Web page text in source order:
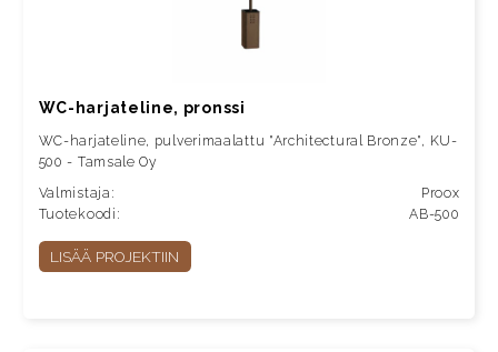
WC-harjateline, pronssi
WC-harjateline, pulverimaalattu "Architectural Bronze", KU-
500 - Tamsale Oy
Valmistaja:
Proox
Tuotekoodi:
AB-500
LISÄÄ PROJEKTIIN